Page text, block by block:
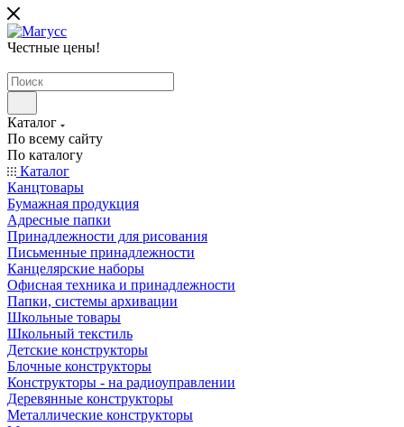
Честные цены!
Каталог
По всему сайту
По каталогу
Каталог
Канцтовары
Бумажная продукция
Адресные папки
Принадлежности для рисования
Письменные принадлежности
Канцелярские наборы
Офисная техника и принадлежности
Папки, системы архивации
Школьные товары
Школьный текстиль
Детские конструкторы
Блочные конструкторы
Конструкторы - на радиоуправлении
Деревянные конструкторы
Металлические конструкторы